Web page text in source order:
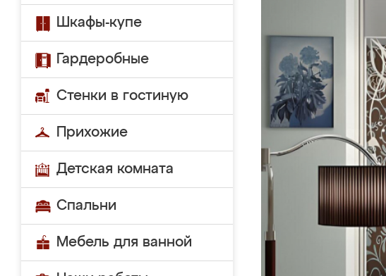
Шкафы-купе
Гардеробные
Стенки в гостиную
Прихожие
Детская комната
Спальни
Мебель для ванной